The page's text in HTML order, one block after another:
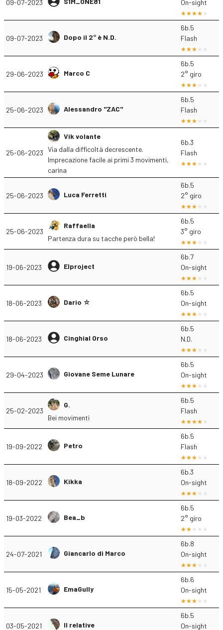
09-07-2023
On-sight
09-07-2023 Dopo il 2° è N.D.
6b.5
Flash
29-06-2023 Marco C
6b.5
2° giro
25-06-2023 Alessandro "ZAC"
6b.5
Flash
25-06-2023
Vik volante
Via dalla difficoltà decrescente.
Imprecazione facile ai primi 3 movimenti,
carina
6b.3
Flash
25-06-2023 Luca Ferretti
6b.5
2° giro
25-06-2023
Raffaella
Partenza dura su tacche però bella!
6b.5
3° giro
19-06-2023 Elproject
6b.7
On-sight
18-06-2023 Dario ☆
6b.5
On-sight
18-06-2023 Cinghial Orso
6b.5
N.D.
29-04-2023 Giovane Seme Lunare
6b.5
On-sight
25-02-2023
G.
Bei movimenti
6b.5
Flash
19-09-2022 Petro
6b.5
Flash
18-09-2022 Kikka
6b.3
On-sight
19-03-2022 Bea_b
6b.5
2° giro
24-07-2021 Giancarlo di Marco
6b.8
On-sight
15-05-2021 EmaGully
6b.6
On-sight
03-05-2021 Il relative
6b.5
On-sight